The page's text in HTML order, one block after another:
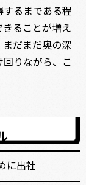
るまである程
ることが増え
だまだ奥の深
りながら、こ
に出社